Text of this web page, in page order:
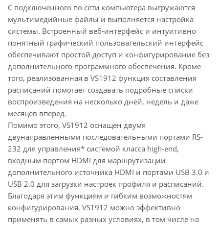
С подключенного по сети компьютера выгружаются
мультимедийные файлы и выполняется настройка
системы. Встроенный веб-интерфейс и интуитивно
понятный графический пользовательский интерфейс
обеспечивают простой доступ и конфигурирование без
дополнительного программного обеспечения. Кроме
того, реализованная в VS1912 функция составления
расписаний помогает создавать подробные списки
воспроизведения на несколько дней, недель и даже
месяцев вперед.
Помимо этого, VS1912 оснащен двумя
двунаправленными последовательными портами RS-
232 для управления* системой класса high-end,
входным портом HDMI для маршрутизации
дополнительного источника HDMI и портами USB 3.0 и
USB 2.0 для загрузки настроек профиля и расписаний.
Благодаря этим функциям и гибким возможностям
конфигурирования, VS1912 можно эффективно
применять в самых разных условиях, в том числе на